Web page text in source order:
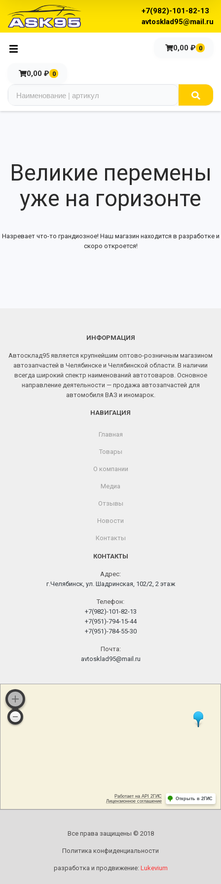
+7(982)-101-82-13
avtosklad95@mail.ru
0,00 ₽ 0
0,00 ₽ 0
Великие перемены
уже на горизонте
Назревает что-то грандиозное! Наш магазин находится в разработке и
скоро откроется!
ИНФОРМАЦИЯ
Автосклад95 является крупнейшим оптово-розничным магазином
автозапчастей в Челябинске и Челябинской области. В наличии
всегда широкий спектр наименований автотоваров. Основное
направление деятельности — продажа автозапчастей для
автомобиля ВАЗ и иномарок.
НАВИГАЦИЯ
Главная
Товары
О компании
Медиа
Отзывы
Новости
Контакты
КОНТАКТЫ
Адрес:
г.Челябинск, ул. Шадринская, 102/2, 2 этаж
Телефон:
+7(982)-101-82-13
+7(951)-794-15-44
+7(951)-784-55-30
Почта:
avtosklad95@mail.ru
Все права защищены © 2018
Политика конфиденциальности
разработка и продвижение: Lukevium